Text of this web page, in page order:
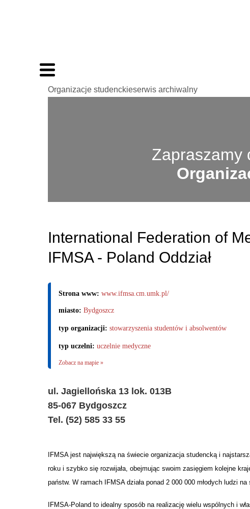
Organizacje studenckieserwis archiwalny
Zapraszamy
International Federation of
IFMSA - Poland Oddział
Strona www: www.ifmsa.cm.umk.pl/
miasto: Bydgoszcz
typ organizacji: stowarzyszenia studentów i absolwentów
typ uczelni: uczelnie medyczne
Zobacz na mapie »
ul. Jagiellońska 13 lok. 013B
85-067 Bydgoszcz
Tel. (52) 585 33 55
IFMSA jest największą na świecie organizacja studencką i
roku i szybko się rozwijała, obejmując swoim zasięgiem kolejne
państw. W ramach IFMSA działa ponad 2 000 000 młodych ludzi na
IFMSA-Poland to idealny sposób na realizację wielu wspólnych i